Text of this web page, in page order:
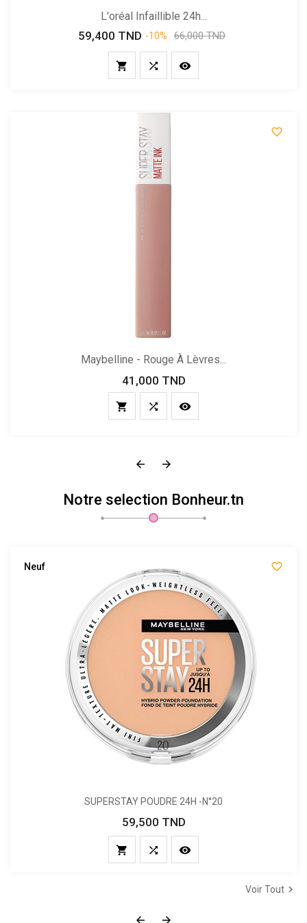
L'oréal Infaillible 24h...
Prix
59,400 TND -10%
Prix
66,000 TND
  

Maybelline - Rouge À Lèvres...
Prix
41,000 TND
  
 
Notre selection Bonheur.tn

SUPERSTAY POUDRE 24H -N°20
Prix
59,500 TND
  
Neuf
Voir Tout 
 